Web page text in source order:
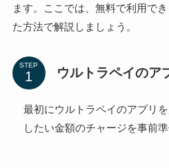
ます。ここでは、無料で利用で
た方法で解説しましょう。
STEP
ウルトラペイのア
最初にウルトラペイのアプリ
したい金額のチャージを事前